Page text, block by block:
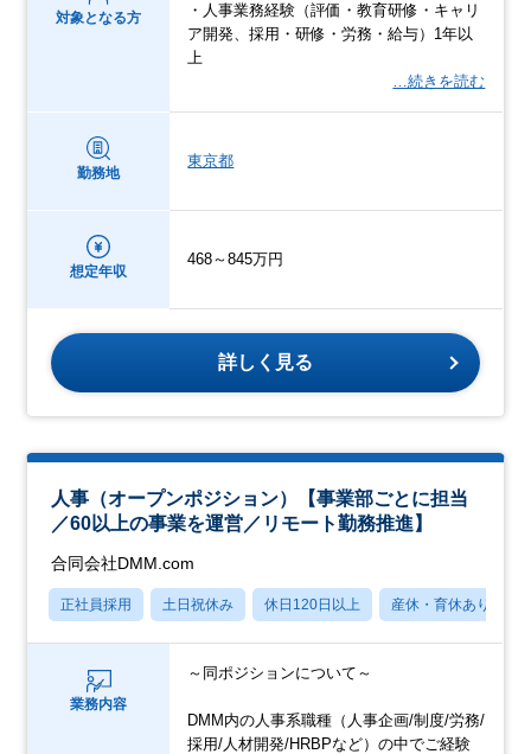
対象となる方
・⼈事業務経験（評価・教育研修・キャリ
ア開発、採⽤・研修・労務・給与）1年以
上
…続きを読む
勤務地
東京都
想定年収
468～845万円
詳しく見る
人事（オープンポジション）【事業部ごとに担当
／60以上の事業を運営／リモート勤務推進】
合同会社DMM.com
正社員採用 土日祝休み 休日120日以上 産休・育休あり
業務内容
～同ポジションについて～
DMM内の人事系職種（人事企画/制度/労務/
採用/人材開発/HRBPなど）の中でご経験